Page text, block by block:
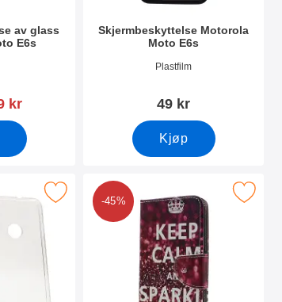
av glass
E6s
pris
pris
kr
Skjermbeskyttelse Motorola
Moto E6s
Varenummer 36760
Plastfilm
49 kr
Kjøp
for Motorola Moto E6s som favoritt
-45%
Merk designwallet Motorola